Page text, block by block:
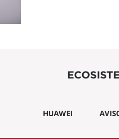
HUAWEI